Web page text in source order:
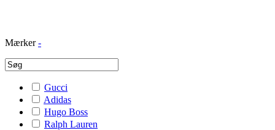
Mærker -
Gucci
Adidas
Hugo Boss
Ralph Lauren